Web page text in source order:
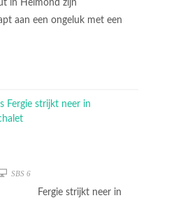
in Helmond zijn
aan een ongeluk met een
SBS 6
Fergie strijkt neer in